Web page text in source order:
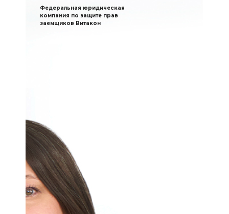
Федеральная юридическая
компания по защите прав
заемщиков Витакон